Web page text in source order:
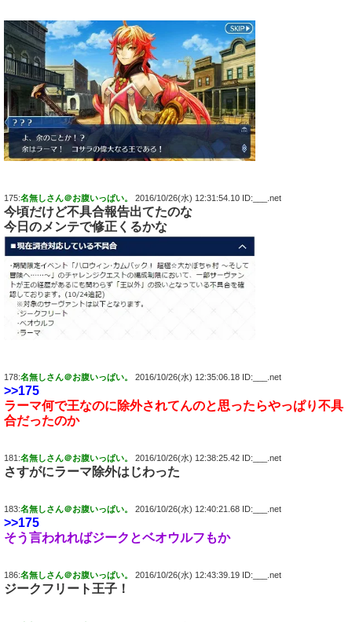
175:名無しさん＠お腹いっぱい。 2016/10/26(水) 12:31:54.10 ID:___.net
今頃だけど不具合報告出てたのな
今日のメンテで修正くるかな
178:名無しさん＠お腹いっぱい。 2016/10/26(水) 12:35:06.18 ID:___.net
>>175
ラーマ何で王なのに除外されてんのと思ったらやっぱり不具
合だったのか
181:名無しさん＠お腹いっぱい。 2016/10/26(水) 12:38:25.42 ID:___.net
さすがにラーマ除外はじわった
183:名無しさん＠お腹いっぱい。 2016/10/26(水) 12:40:21.68 ID:___.net
>>175
そう言われればジークとベオウルフもか
186:名無しさん＠お腹いっぱい。 2016/10/26(水) 12:43:39.19 ID:___.net
ジークフリート王子！